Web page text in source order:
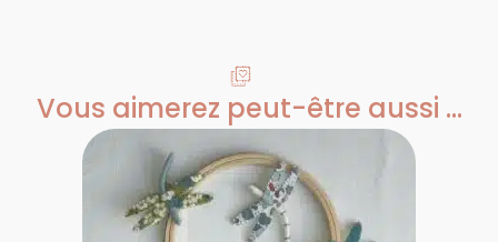
Vous aimerez peut-être aussi ...